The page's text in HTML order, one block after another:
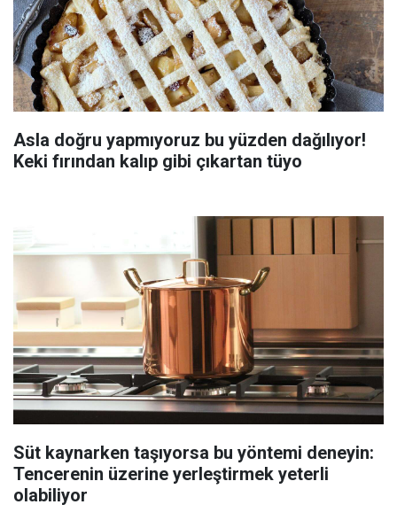
Asla doğru yapmıyoruz bu yüzden dağılıyor!
Keki fırından kalıp gibi çıkartan tüyo
Süt kaynarken taşıyorsa bu yöntemi deneyin:
Tencerenin üzerine yerleştirmek yeterli
olabiliyor